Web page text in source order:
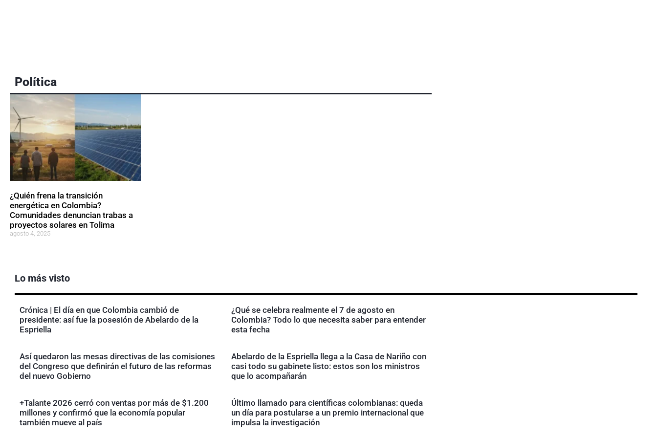
Política
¿Quién frena la transición
energética en Colombia?
Comunidades denuncian trabas a
proyectos solares en Tolima
agosto 4, 2025
Lo más visto
Crónica | El día en que Colombia cambió de
presidente: así fue la posesión de Abelardo de la
Espriella
¿Qué se celebra realmente el 7 de agosto en
Colombia? Todo lo que necesita saber para entender
esta fecha
Así quedaron las mesas directivas de las comisiones
del Congreso que definirán el futuro de las reformas
del nuevo Gobierno
Abelardo de la Espriella llega a la Casa de Nariño con
casi todo su gabinete listo: estos son los ministros
que lo acompañarán
+Talante 2026 cerró con ventas por más de $1.200
millones y confirmó que la economía popular
también mueve al país
Último llamado para científicas colombianas: queda
un día para postularse a un premio internacional que
impulsa la investigación